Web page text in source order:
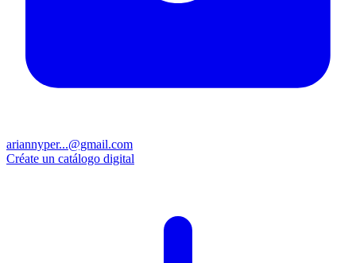
ariannyper...@gmail.com
Créate un catálogo digital